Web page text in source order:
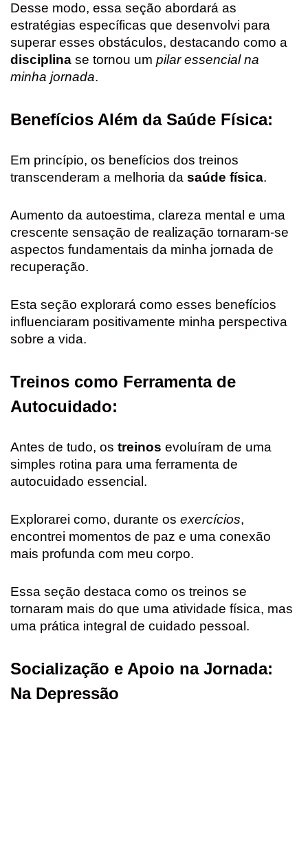
Desse modo, essa seção abordará as
estratégias específicas que desenvolvi para
superar esses obstáculos, destacando como a
disciplina se tornou um pilar essencial na
minha jornada.
Benefícios Além da Saúde Física:
Em princípio, os benefícios dos treinos
transcenderam a melhoria da saúde física.
Aumento da autoestima, clareza mental e uma
crescente sensação de realização tornaram-se
aspectos fundamentais da minha jornada de
recuperação.
Esta seção explorará como esses benefícios
influenciaram positivamente minha perspectiva
sobre a vida.
Treinos como Ferramenta de
Autocuidado:
Antes de tudo, os treinos evoluíram de uma
simples rotina para uma ferramenta de
autocuidado essencial.
Explorarei como, durante os exercícios,
encontrei momentos de paz e uma conexão
mais profunda com meu corpo.
Essa seção destaca como os treinos se
tornaram mais do que uma atividade física, mas
uma prática integral de cuidado pessoal.
Socialização e Apoio na Jornada:
Na Depressão